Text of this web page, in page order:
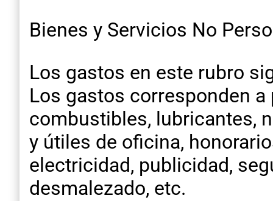
Bienes y Servicios No
Los gastos en este rubro
Los gastos corresponden
combustibles, lubricantes,
y útiles de oficina,
electricidad, publicidad,
desmalezado, etc.